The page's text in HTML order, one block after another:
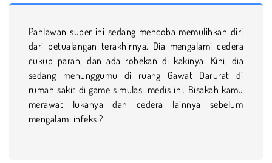
Pahlawan super ini sedang mencoba memulihkan diri
dari petualangan terakhirnya. Dia mengalami cedera
cukup parah, dan ada robekan di kakinya. Kini, dia
sedang menunggumu di ruang Gawat Darurat di
rumah sakit di game simulasi medis ini. Bisakah kamu
merawat lukanya dan cedera lainnya sebelum
mengalami infeksi?